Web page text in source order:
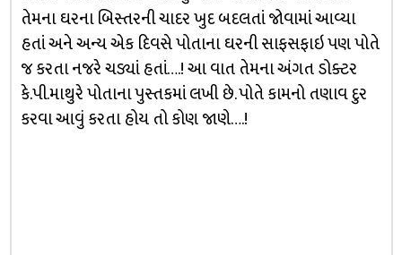
તેમના ઘરના બિસ્તરની ચાદર ખુદ બદલતાં જોવામાં આવ્યા
હતાં અને અન્ય એક દિવસે પોતાના ઘરની સાફસફાઇ પણ પોતે
જ કરતા નજરે ચડ્યાં હતાં….! આ વાત તેમના અંગત ડોક્ટર
કે.પી.માથુરે પોતાના પુસ્તકમાં લખી છે. પોતે કામનો તણાવ દુર
કરવા આવું કરતા હોય તો કોણ જાણે….!